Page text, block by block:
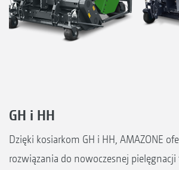
GH i HH
Dzięki kosiarkom GH i HH, AMAZONE
rozwiązania do nowoczesnej